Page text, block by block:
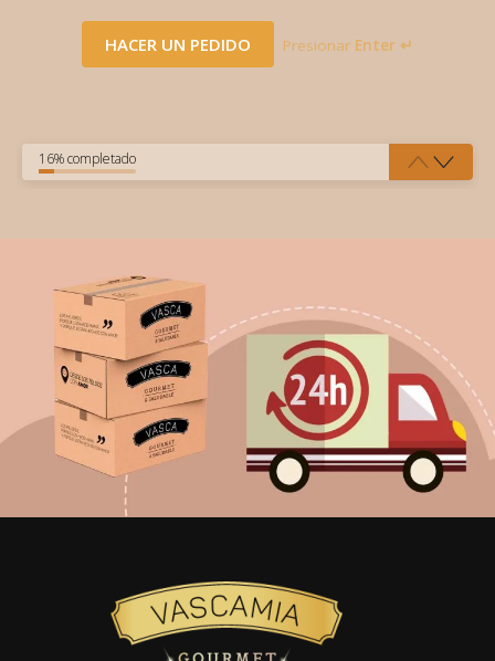
HACER UN PEDIDO Presionar Enter ↵
16% completado